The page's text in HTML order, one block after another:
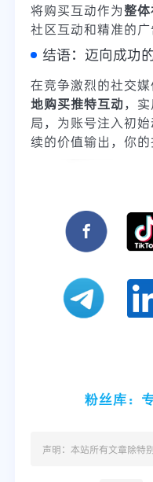
将购买互动作为整
社区互动和精准的
结语：迈向成功
在竞争激烈的社交
地购买推特互动，
局，为账号注入初
续的价值输出，你
声明：本站所有文章除特